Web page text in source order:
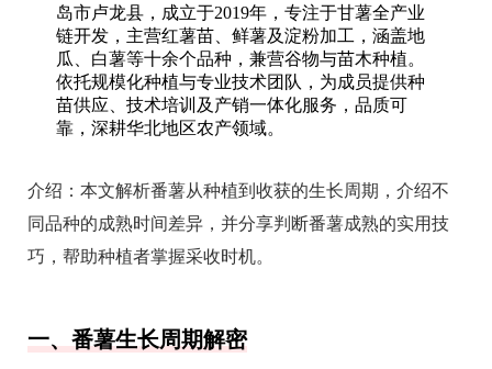
岛市卢龙县，成立于2019年，专注于甘薯全产业
链开发，主营红薯苗、鲜薯及淀粉加工，涵盖地
瓜、白薯等十余个品种，兼营谷物与苗木种植。
依托规模化种植与专业技术团队，为成员提供种
苗供应、技术培训及产销一体化服务，品质可
靠，深耕华北地区农产领域。
介绍： 本文解析番薯从种植到收获的生长周期，介绍不
同品种的成熟时间差异，并分享判断番薯成熟的实用技
巧，帮助种植者掌握采收时机。
一、番薯生长周期解密